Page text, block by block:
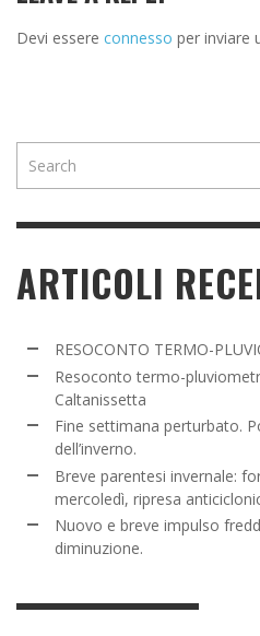
Devi essere connesso per inviare
ARTICOLI
RESOCONTO TERMO-
Resoconto termo-
Caltanissetta
Fine settimana perturbato.
dell’inverno.
Breve parentesi invernale:
mercoledì, ripresa
Nuovo e breve impulso
diminuzione.